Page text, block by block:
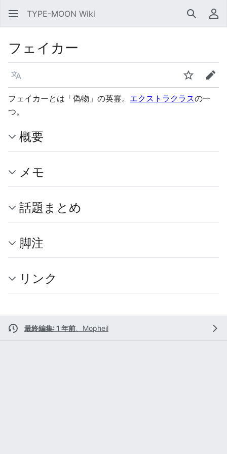
TYPE-MOON Wiki 検索 利
フェイカー
言語 ウォッチ編集
フェイカーとは「偽物」の英霊。 エクストラクラスの一
つ。
概要
メモ
話題まとめ
脚注
リンク
最終編集: 1 年前 Mopheil